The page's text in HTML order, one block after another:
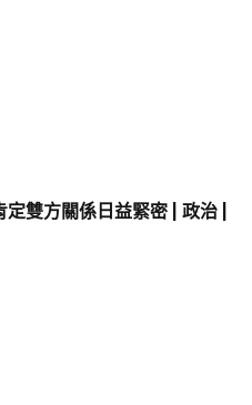
雙方關係日益緊密 | 政治 |